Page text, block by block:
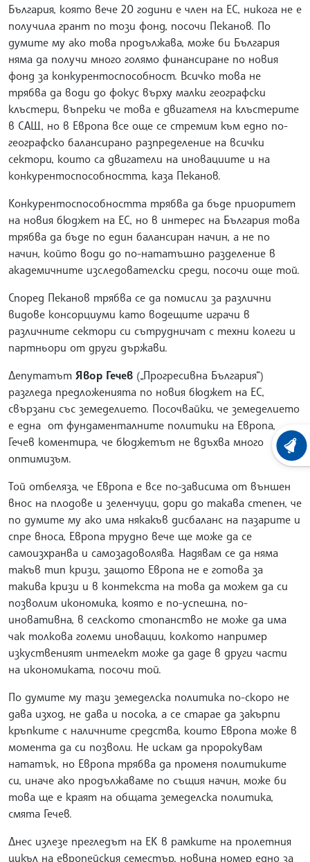
България, която вече 20 години е член на ЕС, никога не е
получила грант по този фонд, посочи Пеканов. По
думите му ако това продължава, може би България
няма да получи много голямо финансиране по новия
фонд за конкурентоспособност. Всичко това не
трябва да води до фокус върху малки географски
клъстери, въпреки че това е двигателя на клъстерите
в САЩ, но в Европа все още се стремим към едно по-
географско балансирано разпределение на всички
сектори, които са двигатели на иновациите и на
конкурентоспособността, каза Пеканов.
Конкурентоспособността трябва да бъде приоритет
на новия бюджет на ЕС, но в интерес на България това
трябва да бъде по един балансиран начин, а не по
начин, който води до по-нататъшно разделение в
академичните изследователски среди, посочи още той.
Според Пеканов трябва се да помисли за различни
видове консорциуми като водещите играчи в
различните сектори си сътрудничат с техни колеги и
партньори от други държави.
Депутатът Явор Гечев („Прогресивна България“)
разгледа предложенията по новия бюджет на ЕС,
свързани със земеделието. Посочвайки, че земеделието
е една от фундаменталните политики на Европа,
Гечев коментира, че бюджетът не вдъхва много
оптимизъм.
Той отбеляза, че Европа е все по-зависима от външен
внос на плодове и зеленчуци, дори до такава степен, че
по думите му ако има някакъв дисбаланс на пазарите и
спре вноса, Европа трудно вече ще може да се
самоизхранва и самозадоволява. Надявам се да няма
такъв тип кризи, защото Европа не е готова за
такива кризи и в контекста на това да можем да си
позволим икономика, която е по-успешна, по-
иновативна, в селското стопанство не може да има
чак толкова големи иновации, колкото например
изкуственият интелект може да даде в други части
на икономиката, посочи той.
По думите му тази земеделска политика по-скоро не
дава изход, не дава и посока, а се старае да закърпи
кръпките с наличните средства, които Европа може в
момента да си позволи. Не искам да пророкувам
нататък, но Европа трябва да променя политиките
си, иначе ако продължаваме по същия начин, може би
това ще е краят на общата земеделска политика,
смята Гечев.
Днес излезе прегледът на ЕК в рамките на пролетния
цикъл на европейския семестър, новина номер едно за